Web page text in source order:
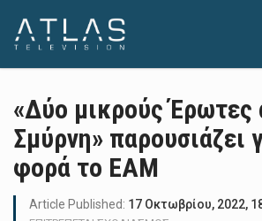
«Δύο μικρούς Έρωτες
Σμύρνη» παρουσιάζει
φορά το ΕΑΜ
Article Published: 17 Οκτωβρίου, 2022,